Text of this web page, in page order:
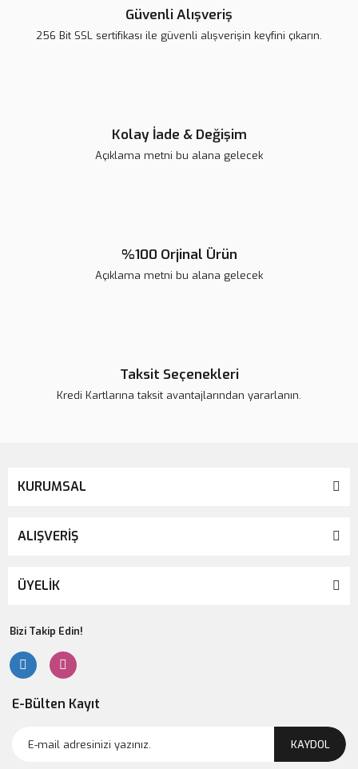
Güvenli Alışveriş
256 Bit SSL sertifikası ile güvenli alışverişin keyfini çıkarın.
Kolay İade & Değişim
Açıklama metni bu alana gelecek
%100 Orjinal Ürün
Açıklama metni bu alana gelecek
Taksit Seçenekleri
Kredi Kartlarına taksit avantajlarından yararlanın.
KURUMSAL
ALIŞVERİŞ
ÜYELİK
Bizi Takip Edin!
E-Bülten Kayıt
KAYDOL